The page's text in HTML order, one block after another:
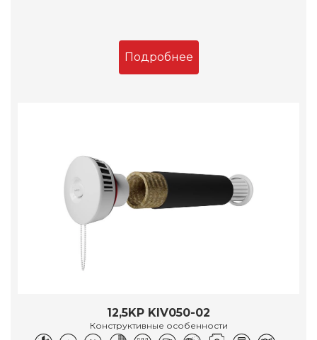
Подробнее
12,5KP KIV050-02
Конструктивные особенности